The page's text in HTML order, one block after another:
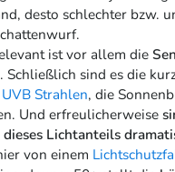
desto schlechter bzw.
ist vor allem die
. Schließlich sind es die
Strahlen, die
Und erfreulicherweise
Lichtanteils
von einem